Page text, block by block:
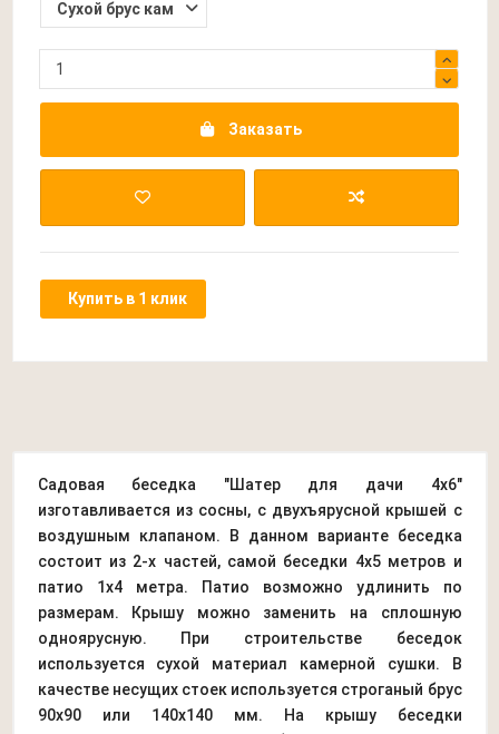
Заказать
Купить в 1 клик
Садовая беседка "Шатер для дачи 4х6"
изготавливается из сосны, с двухъярусной крышей с
воздушным клапаном. В данном варианте беседка
состоит из 2-х частей, самой беседки 4х5 метров и
патио 1х4 метра. Патио возможно удлинить по
размерам. Крышу можно заменить на сплошную
одноярусную. При строительстве беседок
используется сухой материал камерной сушки. В
качестве несущих стоек используется строганый брус
90х90 или 140х140 мм. На крышу беседки